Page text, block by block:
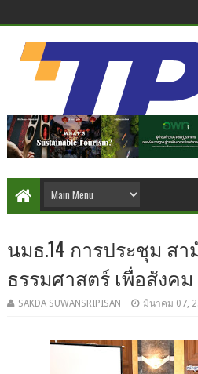
นมธ.14 การประชุม ส
ธรรมศาสตร์ เพื่อสังคม
SAKDA SUWANSRIPISAN มีนาคม 07,